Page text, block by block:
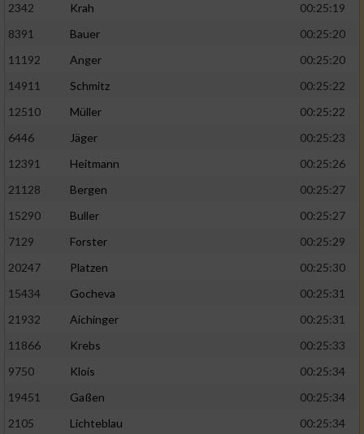
2342
Krah
00:25:19
8391
Bauer
00:25:20
11192
Anger
00:25:20
14911
Schmitz
00:25:22
12510
Müller
00:25:22
6446
Jäger
00:25:23
12391
Heitmann
00:25:26
21128
Bergen
00:25:27
15290
Buller
00:25:27
7129
Forster
00:25:29
20247
Platzen
00:25:30
15434
Gocheva
00:25:31
21932
Aichinger
00:25:31
11866
Krebs
00:25:33
9750
Klois
00:25:34
19451
Gaßen
00:25:34
2105
Lichteblau
00:25:34